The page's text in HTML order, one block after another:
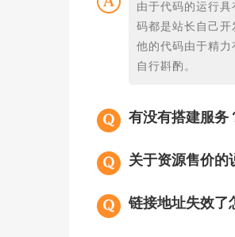
由于代码的运行
码都是站长自己
他的代码由于精
自行斟酌。
有没有搭建服务
关于资源售价的
链接地址失效了